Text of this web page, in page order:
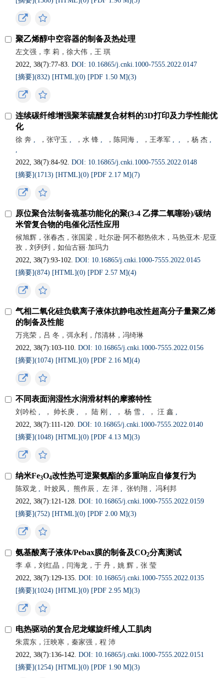
聚乙烯醇中空容器的制备及热处理
左文强，李 莉，徐大伟，王 琪
2022, 38(7):77-83.DOI: 10.16865/j.cnki.1000-7555.2022.0147
[摘要](832) [HTML](0) [PDF 1.50 M](3)
连续碳纤维增强聚苯硫醚复合材料的3D打印及力学性能优
化
徐 奔 , ，张守玉 , ，水 锋 , ，陈同海 , ，王孝军 , , ，杨 杰 ,
,
2022, 38(7):84-92.DOI: 10.16865/j.cnki.1000-7555.2022.0148
[摘要](1713) [HTML](0) [PDF 2.17 M](7)
原位聚合法制备巯基功能化的聚(3-4 乙撑二氧噻吩)/碳纳
米管复合物的电催化活性应用
候旭辉，张春杰，张国梁，吐尔逊·阿不都热依木，马热亚木·尼亚
孜，刘列列，如仙古丽·加玛力
2022, 38(7):93-102.DOI: 10.16865/j.cnki.1000-7555.2022.0145
[摘要](874) [HTML](0) [PDF 2.57 M](4)
气相二氧化硅负载离子液体抗静电改性超高分子量聚乙烯
的制备及性能
万兆荣，吕 冬，弭永利，邝清林，冯绮琳
2022, 38(7):103-110.DOI: 10.16865/j.cnki.1000-7555.2022.0156
[摘要](1074) [HTML](0) [PDF 2.16 M](4)
不同表面润湿性水润滑材料的摩擦特性
刘吟松 , ， 帅长庚 , ， 陆 刚 , ， 杨 雪 , ， 汪 鑫 ,
2022, 38(7):111-120.DOI: 10.16865/j.cnki.1000-7555.2022.0140
[摘要](1048) [HTML](0) [PDF 4.13 M](3)
纳米Fe3O4改性热可逆聚氨酯的多重响应自修复行为
陈双龙 , 叶姣凤 , 熊作辰 , 左 洋 , 张钧翔 ,
冯利邦
2022, 38(7):121-128.DOI: 10.16865/j.cnki.1000-7555.2022.0159
[摘要](752) [HTML](0) [PDF 2.00 M](3)
氨基酸离子液体/Pebax膜的制备及CO2分离测试
李 卓，刘红晶，闫海龙，于 丹，姚 辉，张 莹
2022, 38(7):129-135.DOI: 10.16865/j.cnki.1000-7555.2022.0135
[摘要](1024) [HTML](0) [PDF 2.95 M](3)
电热驱动的复合尼龙螺旋纤维人工肌肉
朱震东，汪映寒，秦家强，程 沛
2022, 38(7):136-142.DOI: 10.16865/j.cnki.1000-7555.2022.0151
[摘要](1254) [HTML](0) [PDF 1.90 M](3)